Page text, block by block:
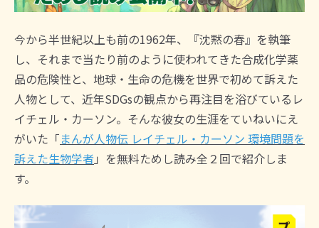
今から半世紀以上も前の1962年、『沈黙の春』を執筆
し、それまで当たり前のように使われてきた合成化学薬
品の危険性と、地球・生命の危機を世界で初めて訴えた
人物として、近年SDGsの観点から再注目を浴びているレ
イチェル・カーソン。そんな彼女の生涯をていねいにえ
がいた「まんが人物伝 レイチェル・カーソン 環境問題を
訴えた生物学者 」を無料ためし読み全２回で紹介しま
す。